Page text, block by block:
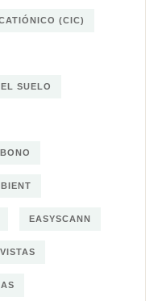
(CIC)
SUELO
EASYSCANN